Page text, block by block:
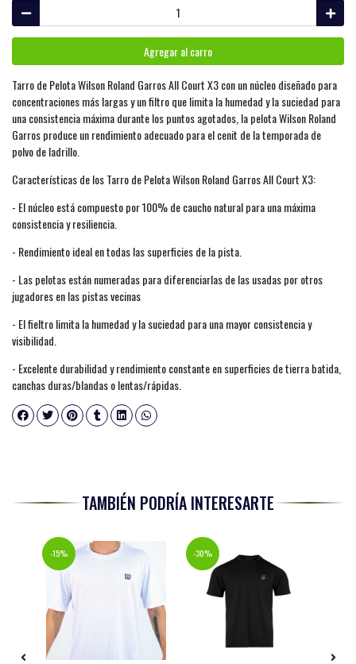
Agregar al carro
Tarro de Pelota Wilson Roland Garros All Court X3 con un núcleo diseñado para
concentraciones más largas y un filtro que limita la humedad y la suciedad para
una consistencia máxima durante los puntos agotados, la pelota Wilson Roland
Garros produce un rendimiento adecuado para el cenit de la temporada de
polvo de ladrillo.
Características de los Tarro de Pelota Wilson Roland Garros All Court X3:
- El núcleo está compuesto por 100% de caucho natural para una máxima
consistencia y resiliencia.
- Rendimiento ideal en todas las superficies de la pista.
- Las pelotas están numeradas para diferenciarlas de las usadas por otros
jugadores en las pistas vecinas
- El fieltro limita la humedad y la suciedad para una mayor consistencia y
visibilidad.
- Excelente durabilidad y rendimiento constante en superficies de tierra batida,
canchas duras/blandas o lentas/rápidas.
TAMBIÉN PODRÍA INTERESARTE
-15% -30%